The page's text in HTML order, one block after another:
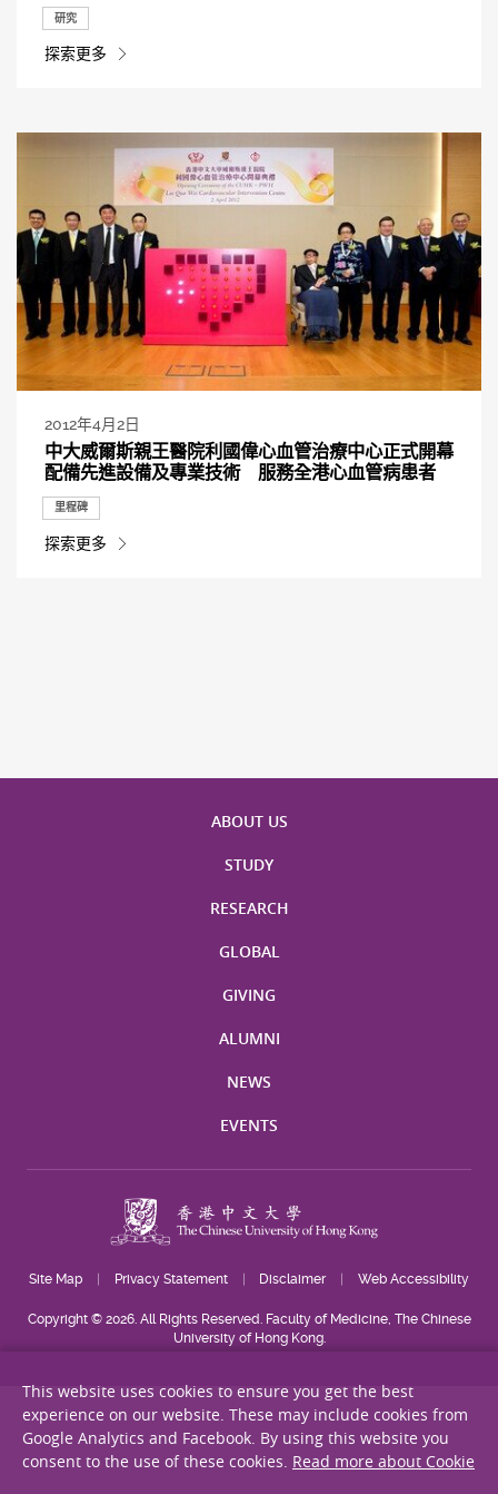
研究
探索更多
2012年4月2日
中大威爾斯親王醫院利國偉心血管治療中心正式開幕
配備先進設備及專業技術 服務全港心血管病患者
里程碑
探索更多
ABOUT US
STUDY
RESEARCH
GLOBAL
GIVING
ALUMNI
NEWS
EVENTS
Site Map Privacy Statement Disclaimer Web Accessibility
Copyright © 2026. All Rights Reserved. Faculty of Medicine, The Chinese
University of Hong Kong.
This website uses cookies to ensure you get the best
experience on our website. These may include cookies from
Google Analytics and Facebook. By using this website you
consent to the use of these cookies. Read more about Cookie